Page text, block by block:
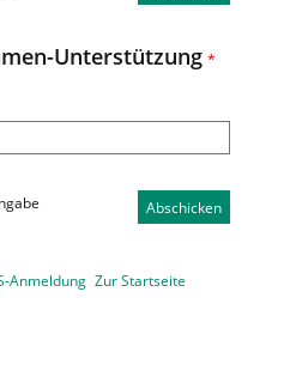
Unterstützung *
Abschicken
Anmeldung Zur Startseite